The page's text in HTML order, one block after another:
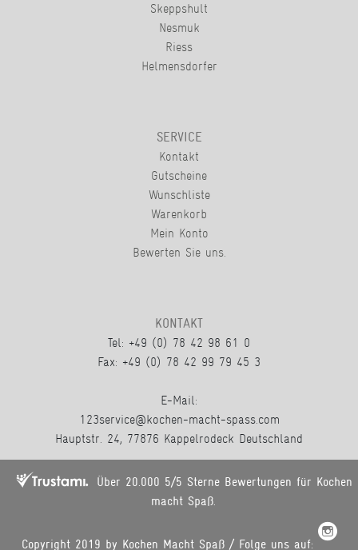
Skeppshult
Nesmuk
Riess
Helmensdorfer
SERVICE
Kontakt
Gutscheine
Wunschliste
Warenkorb
Mein Konto
Bewerten Sie uns.
KONTAKT
Tel: +49 (0) 78 42 98 61 0
Fax: +49 (0) 78 42 99 79 45 3
E-Mail:
123service@kochen-macht-spass.com
Hauptstr. 24, 77876 Kappelrodeck Deutschland
Über 20.000 5/5 Sterne Bewertungen für Kochen
macht Spaß.
Copyright 2019 by Kochen Macht Spaß / Folge uns auf: